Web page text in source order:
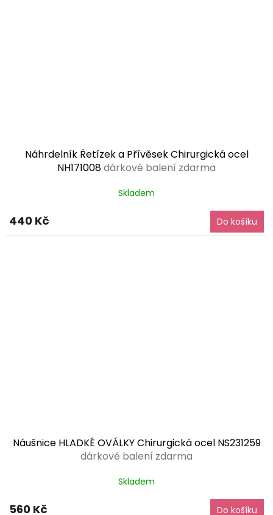
Náhrdelník Řetízek a Přívěsek Chirurgická ocel
NH171008dárkové balení zdarma
Skladem
440 Kč Do košíku
Náušnice HLADKÉ OVÁLKY Chirurgická ocel NS231259
dárkové balení zdarma
Skladem
560 Kč Do košíku